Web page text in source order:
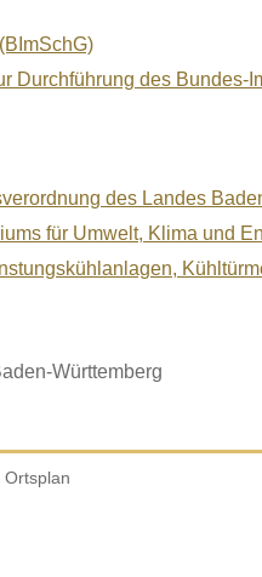
Durchführung des Bundes-
des Landes
für Umwelt, Klima und
Württemberg
Ortsplan